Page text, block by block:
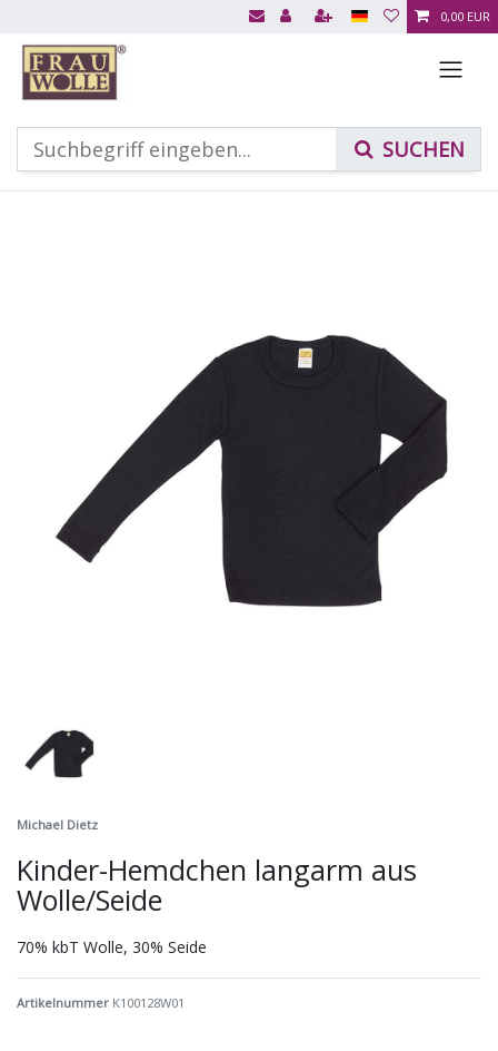
0,00 EUR
Michael Dietz
Kinder-Hemdchen langarm aus
Wolle/Seide
70% kbT Wolle, 30% Seide
Artikelnummer K100128W01